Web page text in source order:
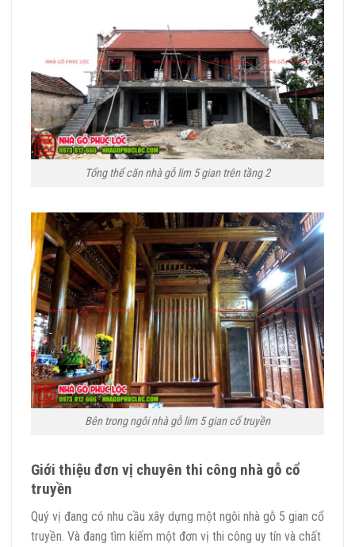
Tổng thể căn nhà gỗ lim 5 gian trên tầng 2
Bên trong ngôi nhà gỗ lim 5 gian cổ truyền
Giới thiệu đơn vị chuyên thi công nhà gỗ cổ
truyền
Quý vị đang có nhu cầu xây dựng một ngôi nhà gỗ 5 gian cổ
truyền. Và đang tìm kiếm một đơn vị thi công uy tín và chất